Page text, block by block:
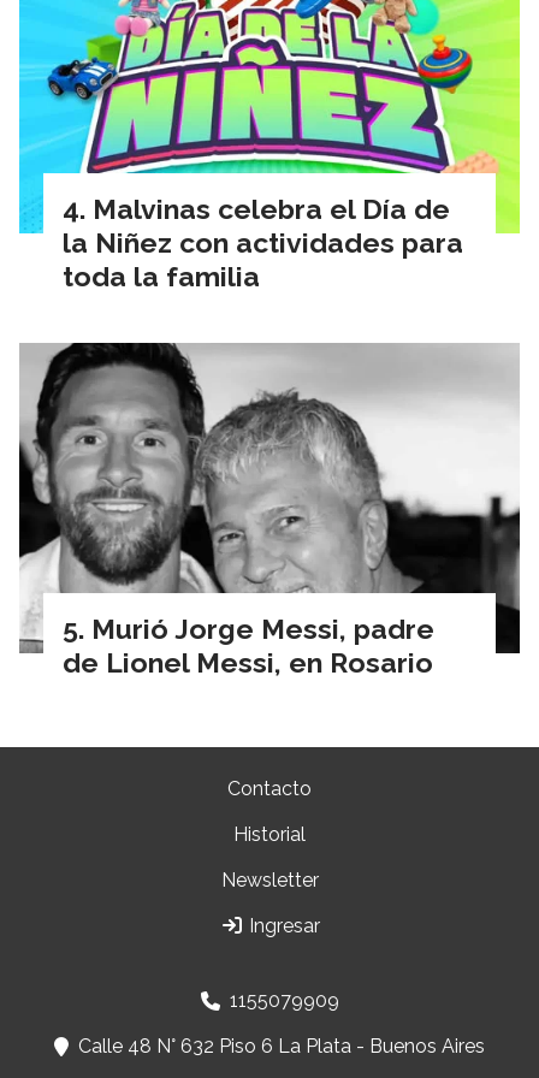
Malvinas celebra el Día de
la Niñez con actividades para
toda la familia
Murió Jorge Messi, padre
de Lionel Messi, en Rosario
Contacto
Historial
Newsletter
Ingresar
1155079909
Calle 48 N° 632 Piso 6 La Plata - Buenos Aires